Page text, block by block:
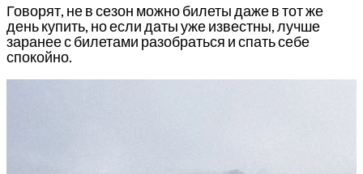
Говорят, не в сезон можно билеты даже в тот же
день купить, но если даты уже известны, лучше
заранее с билетами разобраться и спать себе
спокойно.